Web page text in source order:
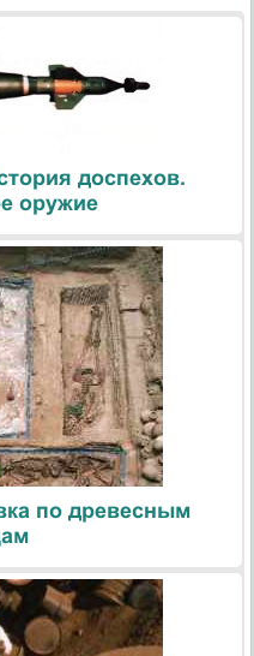
доспехов.
оружие
по древесным